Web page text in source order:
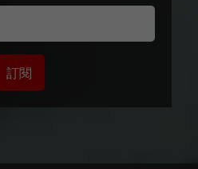
訂閱